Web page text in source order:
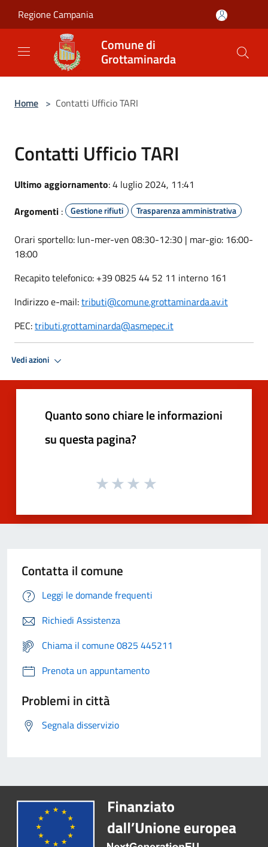
Regione Campania
Comune di
Grottaminarda
Home > Contatti Ufficio TARI
Contatti Ufficio TARI
Ultimo aggiornamento: 4 luglio 2024, 11:41
Argomenti : Gestione rifiuti Trasparenza amministrativa
Orari sportello: lun-mer-ven 08:30-12:30 | mar-gio: 16:00-
18:00
Recapito telefonico: +39 0825 44 52 11 interno 161
Indirizzo e-mail:tributi@comune.grottaminarda.av.it
PEC:tributi.grottaminarda@asmepec.it
Vedi azioni
Quanto sono chiare le informazioni
su questa pagina?
Contatta il comune
Leggi le domande frequenti
Richiedi Assistenza
Chiama il comune 0825 445211
Prenota un appuntamento
Problemi in città
Segnala disservizio